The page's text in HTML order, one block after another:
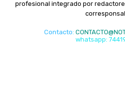
profesional integrado por
Contacto:
whatsapp: